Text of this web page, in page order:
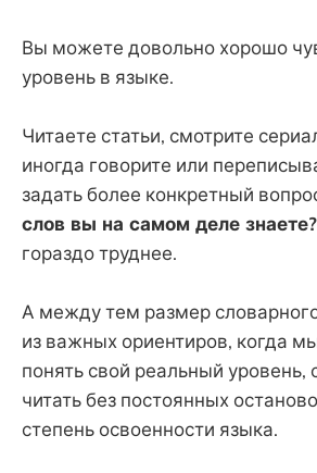
Вы можете довольно хорошо
уровень в языке.
Читаете статьи, смотрите
иногда говорите или
задать более конкретный
слов вы на самом деле знаете?
гораздо труднее.
А между тем размер
из важных ориентиров, когда
понять свой реальный уровень,
читать без постоянных
степень освоенности языка.